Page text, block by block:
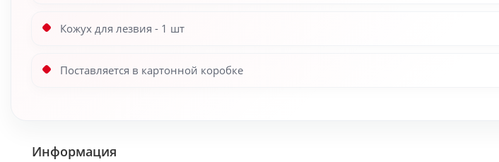
Кожух для лезвия - 1 шт
Поставляется в картонной коробке
Информация